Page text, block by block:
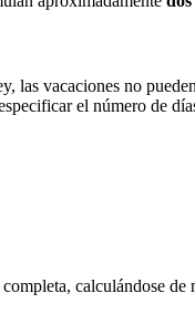
vacaciones no
el número de
calculándose